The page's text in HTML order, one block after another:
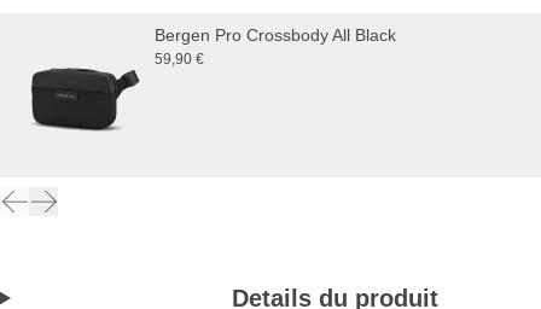
Bergen Pro Crossbody All Black
59,90 €
Details du produit